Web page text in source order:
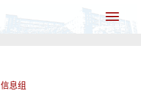
Toggle
信息组